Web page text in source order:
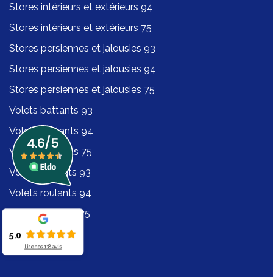
Stores intérieurs et extérieurs 94
Stores intérieurs et extérieurs 75
Stores persiennes et jalousies 93
Stores persiennes et jalousies 94
Stores persiennes et jalousies 75
Volets battants 93
Volets battants 94
Volets battants 75
Volets roulants 93
Volets roulants 94
Volets roulants 75
5.0
Lire nos 118 avis